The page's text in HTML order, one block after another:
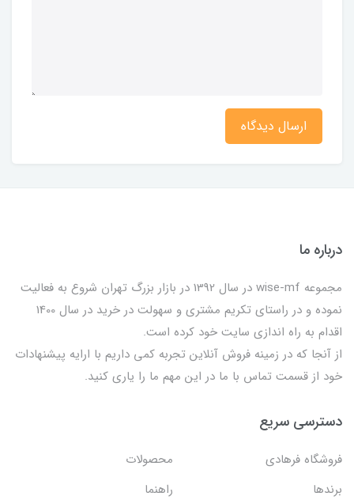
ارسال دیدگاه
درباره ما
مجموعه wise-mf در سال 1392 در بازار بزرگ تهران شروع به فعالیت
نموده و در راستای تکریم مشتری و سهولت در خرید در سال 1400
اقدام به راه اندازی سایت خود کرده است.
از آنجا که در زمینه فروش آنلاین تجربه کمی داریم با ارایه پیشنهادات
خود از قسمت تماس با ما در این مهم ما را یاری کنید.
دسترسی سریع
فروشگاه فرهادی
محصولات
برندها
راهنما